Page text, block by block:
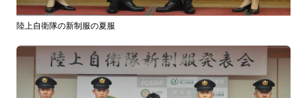
陸上自衛隊の新制服の夏服